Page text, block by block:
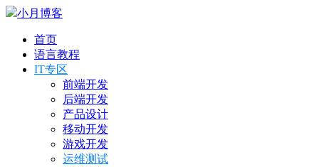
小月博客
首页
语言教程
IT专区
前端开发
后端开发
产品设计
移动开发
游戏开发
运维测试